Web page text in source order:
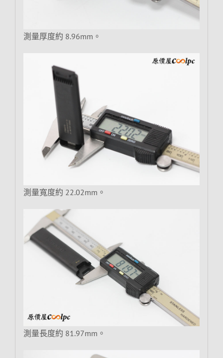
測量厚度約 8.96mm。
測量寬度約 22.02mm。
測量長度約 81.97mm。